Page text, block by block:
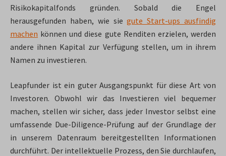
Risikokapitalfonds gründen. Sobald die Engel
herausgefunden haben, wie siegute Start-ups ausfindig
machen können und diese gute Renditen erzielen, werden
andere ihnen Kapital zur Verfügung stellen, um in ihrem
Namen zu investieren.
Leapfunder ist ein guter Ausgangspunkt für diese Art von
Investoren. Obwohl wir das Investieren viel bequemer
machen, stellen wir sicher, dass jeder Investor selbst eine
umfassende Due-Diligence-Prüfung auf der Grundlage der
in unserem Datenraum bereitgestellten Informationen
durchführt. Der intellektuelle Prozess, den Sie durchlaufen,